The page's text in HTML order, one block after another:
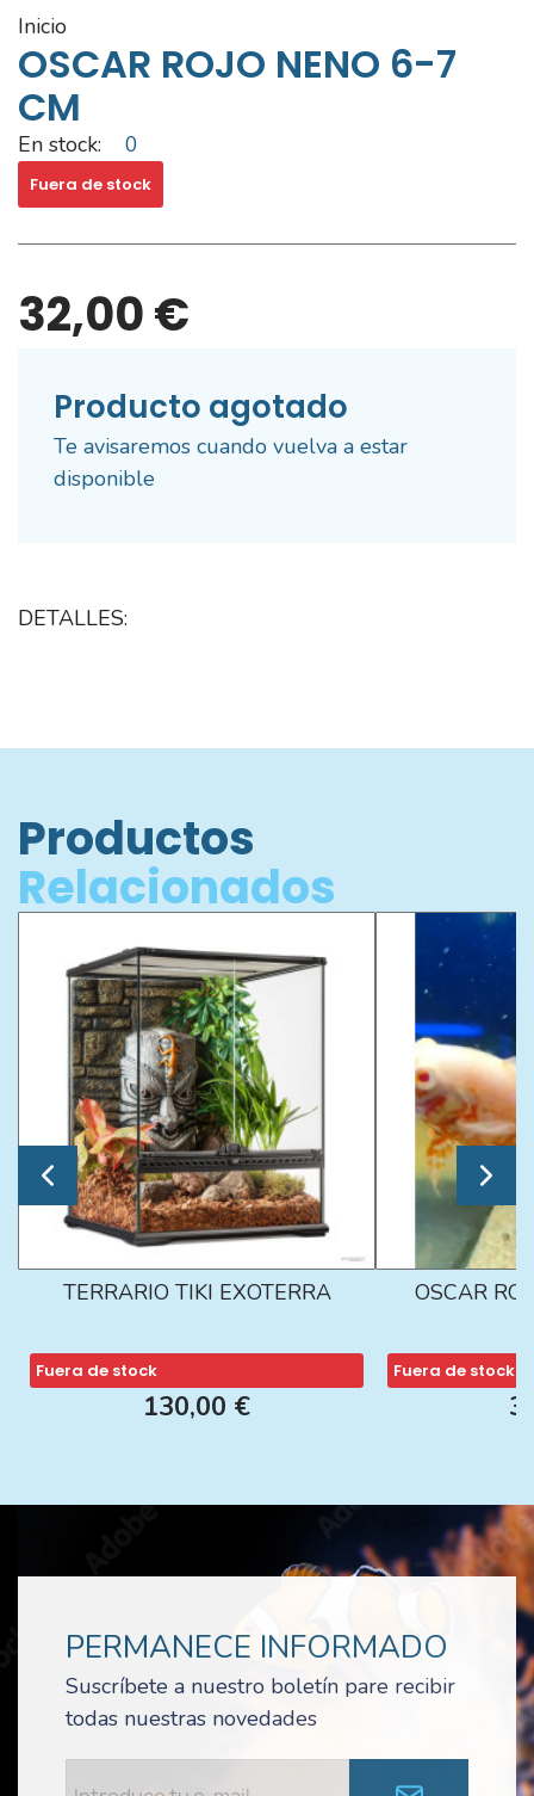
inicio
OSCAR ROJO NENO 6-7
CM
En stock: 0
Fuera de stock
32,00 €
Producto agotado
Te avisaremos cuando vuelva a estar
disponible
DETALLES:
Productos
Relacionados
TERRARIO TIKI EXOTERRA
Fuera de stock
130,00 €
OSCAR
Fuera de stock
PERMANECE INFORMADO
Suscríbete a nuestro boletín pare recibir
todas nuestras novedades